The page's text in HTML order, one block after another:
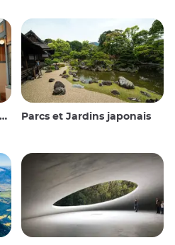
Parcs et Jardins japonais